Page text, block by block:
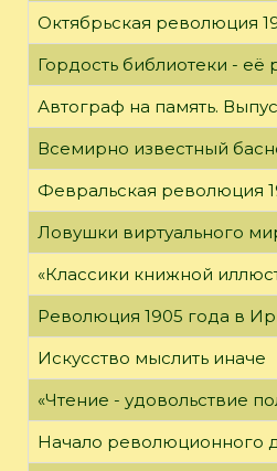
Октябрьская революция
Гордость библиотеки - её
Автограф на память.
Всемирно известный
Февральская революция
Ловушки виртуального
«Классики книжной
Революция 1905 года в
Искусство мыслить иначе
«Чтение - удовольствие
Начало революционного